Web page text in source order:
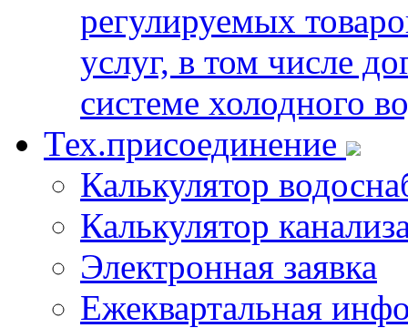
регулируемых
услуг, в том числе
системе холодного
Тех.присоединение
Калькулятор
Калькулятор
Электронная заявка
Ежеквартальная